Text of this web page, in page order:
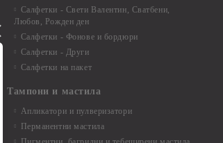
Салфетки - Свети Валентин, Сватбени,
Любов, Рожден ден
Салфетки - Фонове и бордюри
Салфетки - Други
Салфетки на пакет
Тампони и мастила
Апликатори и пулверизатори
Перманентни мастила